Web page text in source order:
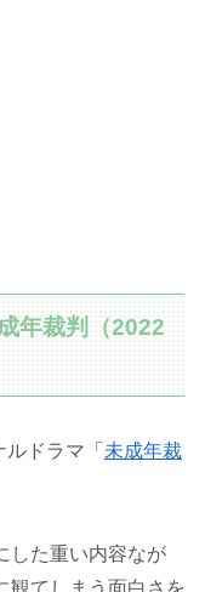
年裁判（2022
ドラマ「 未成年裁
した重い内容なが
観てしまう面白さを